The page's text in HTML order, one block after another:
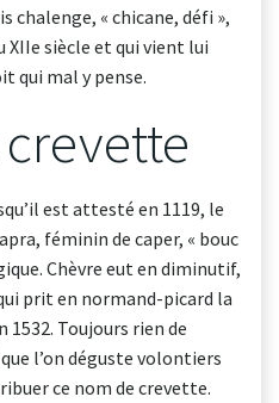
chalenge, « chicane, défi »,
siècle et qui vient lui
qui mal y pense.
est attesté en 1119, le
féminin de caper, « bouc
Chèvre eut en diminutif,
prit en normand-picard la
Toujours rien de
l’on déguste volontiers
ce nom de crevette.